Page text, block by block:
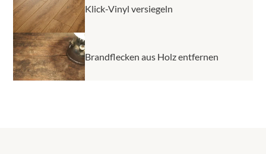
Klick-Vinyl versiegeln
Brandflecken aus Holz entfernen